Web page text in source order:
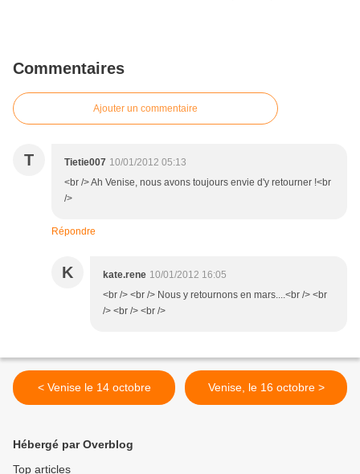
Commentaires
Ajouter un commentaire
T Tietie007 10/01/2012 05:13
<br /> Ah Venise, nous avons toujours envie d'y retourner !<br
/>
Répondre
K kate.rene 10/01/2012 16:05
<br /> <br /> Nous y retournons en mars....<br /> <br
/> <br /> <br />
< Venise le 14 octobre Venise, le 16 octobre >
Hébergé par Overblog
Top articles